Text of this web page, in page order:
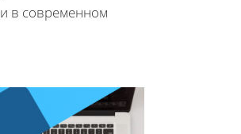
в современном